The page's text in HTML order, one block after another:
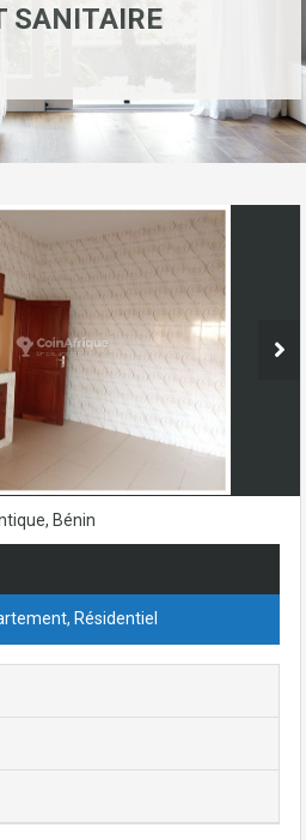
SANITAIRE
Bénin
Résidentiel